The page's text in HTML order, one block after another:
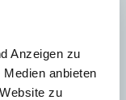
Anzeigen zu
anbieten
zu